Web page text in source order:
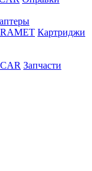
Картриджи
Запчасти